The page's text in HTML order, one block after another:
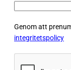
Genom att
integritetspolicy